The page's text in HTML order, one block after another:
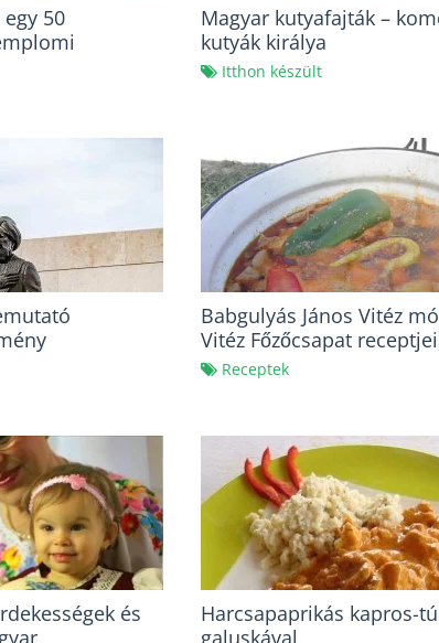
50
Magyar kutyafajták –
kutyák királya
Itthon készült
Babgulyás János Vitéz
Vitéz Főzőcsapat
Receptek
és
Harcsapaprikás kapros-
galuskával